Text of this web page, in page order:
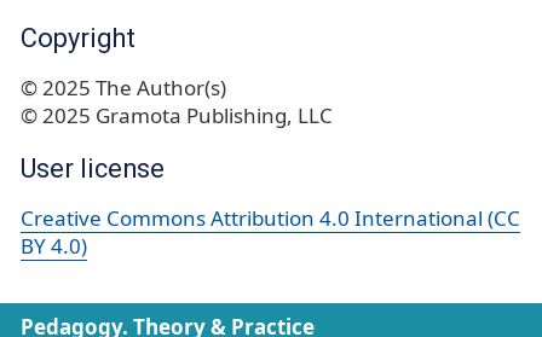
Copyright
© 2025 The Author(s)
© 2025 Gramota Publishing, LLC
User license
Creative Commons Attribution 4.0 International (CC
BY 4.0)
Pedagogy. Theory & Practice